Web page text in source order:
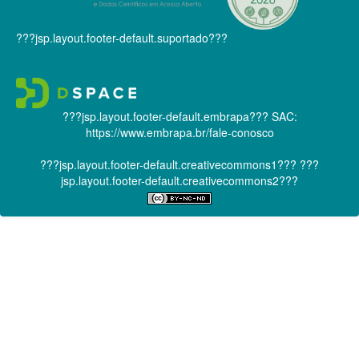
???jsp.layout.footer-default.suportado???
???jsp.layout.footer-default.embrapa??? SAC:
https://www.embrapa.br/fale-conosco
???jsp.layout.footer-default.creativecommons1??? ???
jsp.layout.footer-default.creativecommons2???